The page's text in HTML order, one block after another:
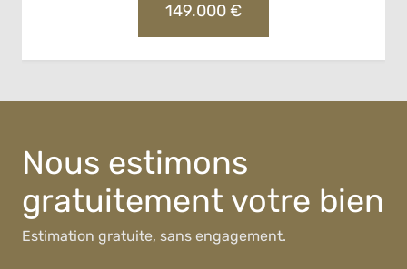
149.000 €
Nous estimons
gratuitement votre bien
Estimation gratuite, sans engagement.